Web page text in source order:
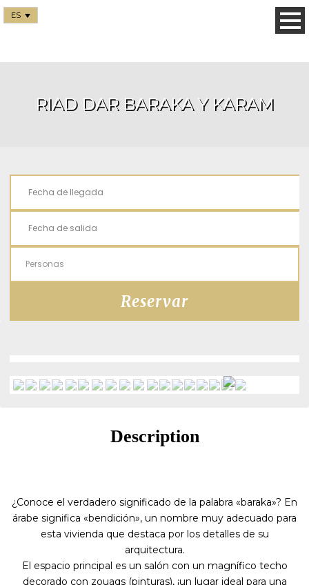
ES
RIAD DAR BARAKA Y KARAM
Description
¿Conoce el verdadero significado de la palabra «baraka»? En
árabe significa «bendición», un nombre muy adecuado para
esta vivienda que destaca por los detalles de su
arquitectura.
El espacio principal es un salón con un magnífico techo
decorado con zouaqs (pinturas), ¡un lugar ideal para una